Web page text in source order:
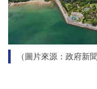
（圖片來源：政府新聞